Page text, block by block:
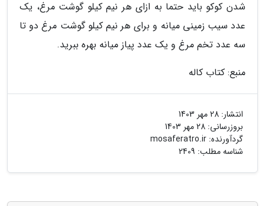
شدن کوکو باید حتما به ازای هر نیم کیلو گوشت مرغ، یک
عدد سیب زمینی میانه و برای هر نیم کیلو گوشت مرغ دو تا
سه عدد تخم مرغ و یک عدد پیاز میانه بهره ببرید.
منبع: کتاب کاله
انتشار: 28 مهر 1403
بروزرسانی: 28 مهر 1403
گردآورنده: mosaferatro.ir
شناسه مطلب: 2409